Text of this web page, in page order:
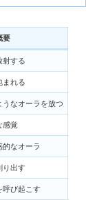
要
射する
まれる
うなオーラを放つ
感覚
的なオーラ
り出す
呼び起こす